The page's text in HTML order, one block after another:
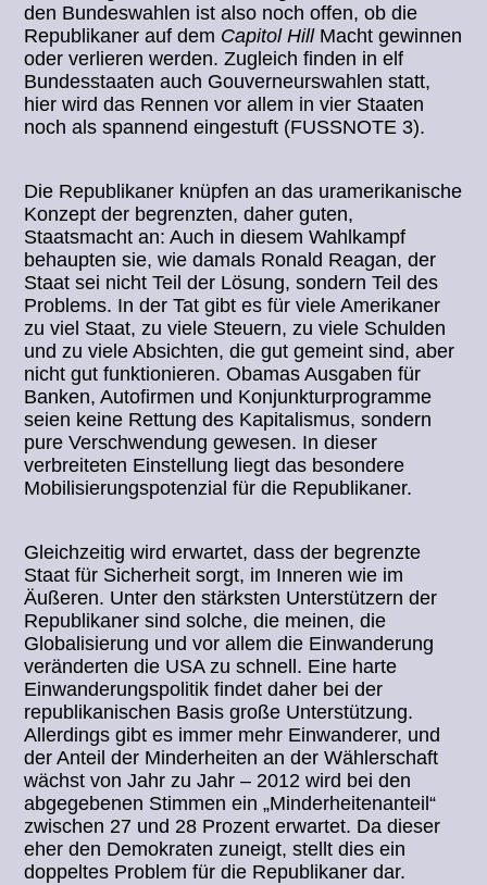
den Bundeswahlen ist also noch offen, ob die
Republikaner auf dem Capitol Hill Macht gewinnen
oder verlieren werden. Zugleich finden in elf
Bundesstaaten auch Gouverneurswahlen statt,
hier wird das Rennen vor allem in vier Staaten
noch als spannend eingestuft (FUSSNOTE 3).
Die Republikaner knüpfen an das uramerikanische
Konzept der begrenzten, daher guten,
Staatsmacht an: Auch in diesem Wahlkampf
behaupten sie, wie damals Ronald Reagan, der
Staat sei nicht Teil der Lösung, sondern Teil des
Problems. In der Tat gibt es für viele Amerikaner
zu viel Staat, zu viele Steuern, zu viele Schulden
und zu viele Absichten, die gut gemeint sind, aber
nicht gut funktionieren. Obamas Ausgaben für
Banken, Autofirmen und Konjunkturprogramme
seien keine Rettung des Kapitalismus, sondern
pure Verschwendung gewesen. In dieser
verbreiteten Einstellung liegt das besondere
Mobilisierungspotenzial für die Republikaner.
Gleichzeitig wird erwartet, dass der begrenzte
Staat für Sicherheit sorgt, im Inneren wie im
Äußeren. Unter den stärksten Unterstützern der
Republikaner sind solche, die meinen, die
Globalisierung und vor allem die Einwanderung
veränderten die USA zu schnell. Eine harte
Einwanderungspolitik findet daher bei der
republikanischen Basis große Unterstützung.
Allerdings gibt es immer mehr Einwanderer, und
der Anteil der Minderheiten an der Wählerschaft
wächst von Jahr zu Jahr – 2012 wird bei den
abgegebenen Stimmen ein „Minderheitenanteil“
zwischen 27 und 28 Prozent erwartet. Da dieser
eher den Demokraten zuneigt, stellt dies ein
doppeltes Problem für die Republikaner dar.